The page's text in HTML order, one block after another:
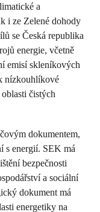
a
i ze Zelené dohody
se Česká republika
energie, včetně
emisí skleníkových
nízkouhlíkové
čistých
dokumentem,
s energií. SEK má
bezpečnosti
a sociální
dokument má
energetiky na